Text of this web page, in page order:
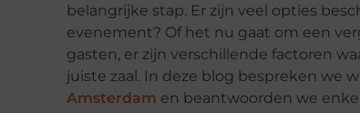
belangrijke stap. Er zijn veel opties
evenement? Of het nu gaat om een
gasten, er zijn verschillende factoren
juiste zaal. In deze blog bespreken we
Amsterdam en beantwoorden we